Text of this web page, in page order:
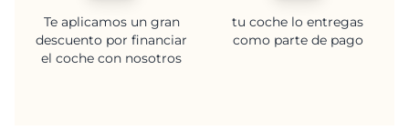
Te aplicamos un gran
descuento por financiar
el coche con nosotros
tu coche lo entregas
como parte de pago